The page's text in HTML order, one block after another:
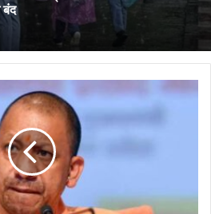
और प्रयागराज में कक्षा 1 से 8
की नई मांग, बोले- CM से
भी रहे मौजूद